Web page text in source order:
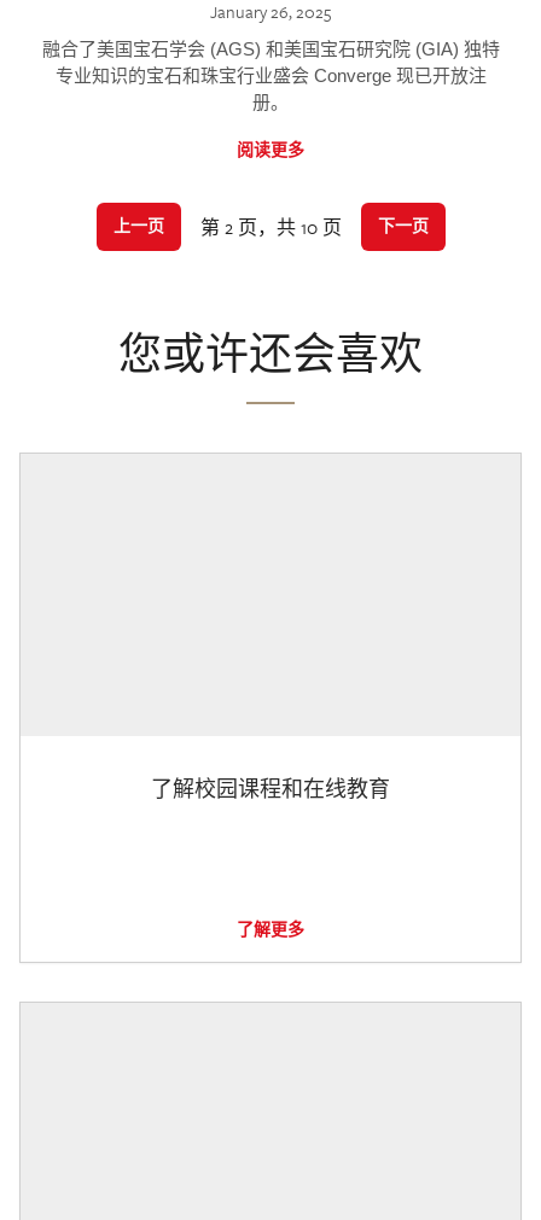
January 26, 2025
融合了美国宝石学会 (AGS) 和美国宝石研究院 (GIA) 独特
专业知识的宝石和珠宝行业盛会 Converge 现已开放注
册。
阅读更多
上一页 第 2 页，共 10 页 下一页
您或许还会喜欢
了解校园课程和在线教育
了解更多